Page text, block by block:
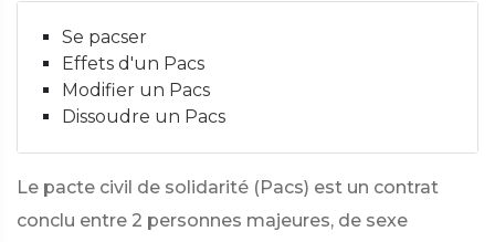
Se pacser
Effets d'un Pacs
Modifier un Pacs
Dissoudre un Pacs
Le pacte civil de solidarité (Pacs) est un contrat
conclu entre 2 personnes majeures, de sexe